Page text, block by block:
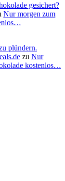
gesichert?
Nur morgen zum
plündern.
zu Nur
kostenlos…